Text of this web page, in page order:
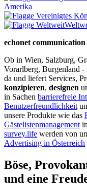
Amerika
echonet
Ob in Wien, Salzburg,
Vorarlberg, Burgenland
da und liefert Services,
konzipieren, designen
in Sachen barrierefreie
Benutzerfreundlichkeit
unsere Produkte wie das
Gästelistenmanagement
survey.life werden von
Advertising in Österreich
Böse,
und eine